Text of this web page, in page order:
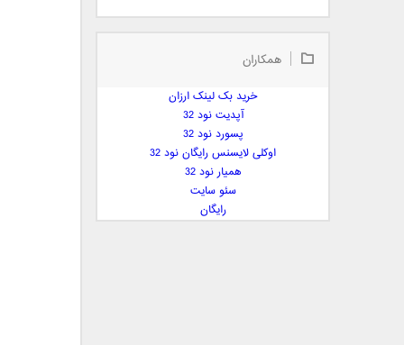
بابک جهانبخش
بابک مافی
بهنام صفوی
پارسا چیلیک
همکاران
خرید بک لینک ارزان
آپدیت نود 32
پسورد نود 32
اوکلی لایسنس رایگان نود 32
همیار نود 32
سئو سایت
رایگان